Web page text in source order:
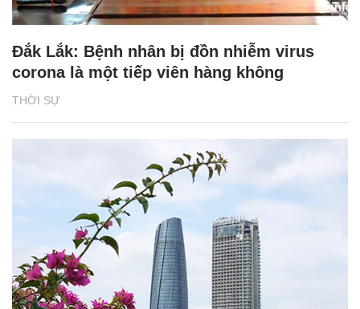
THỜI SỰ
Đắk Lắk: Bệnh nhân bị đồn nhiễm virus
corona là một tiếp viên hàng không